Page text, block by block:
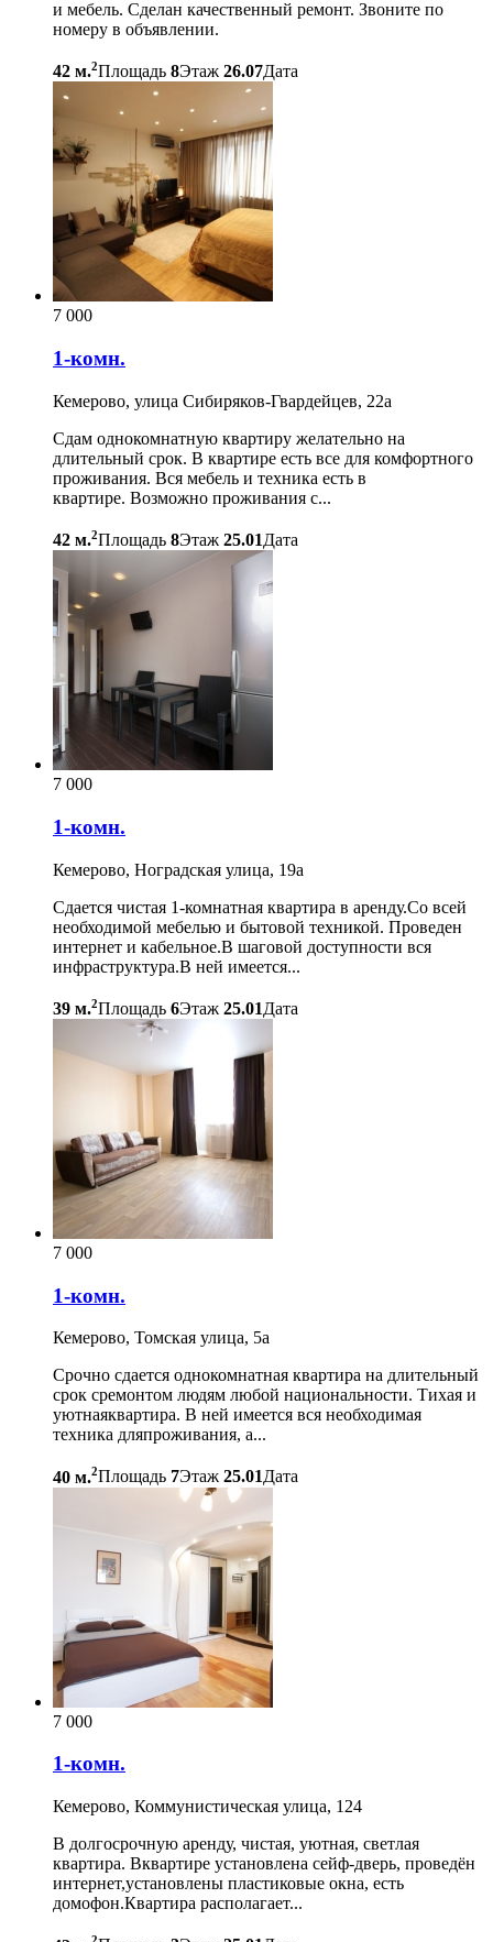
и мебель. Сделан качественный ремонт. Звоните по
номеру в объявлении.
42 м.2Площадь 8Этаж 26.07Дата
7 000
1-комн.
Кемерово, улица Сибиряков-Гвардейцев, 22а
Сдам однокомнатную квартиру желательно на
длительный срок. В квартире есть все для комфортного
проживания. Вся мебель и техника есть в
квартире. Возможно проживания с...
42 м.2Площадь 8Этаж 25.01Дата
7 000
1-комн.
Кемерово, Ноградская улица, 19а
Сдается чистая 1-комнатная квартира в аренду.Со всей
необходимой мебелью и бытовой техникой. Проведен
интернет и кабельное.В шаговой доступности вся
инфраструктура.В ней имеется...
39 м.2Площадь 6Этаж 25.01Дата
7 000
1-комн.
Кемерово, Томская улица, 5а
Срочно сдается однокомнатная квартира на длительный
срок сремонтом людям любой национальности. Тихая и
уютнаяквартира. В ней имеется вся необходимая
техника дляпроживания, а...
40 м.2Площадь 7Этаж 25.01Дата
7 000
1-комн.
Кемерово, Коммунистическая улица, 124
В долгосрочную аренду, чистая, уютная, светлая
квартира. Вквартире установлена сейф-дверь, проведён
интернет,установлены пластиковые окна, есть
домофон.Квартира располагает...